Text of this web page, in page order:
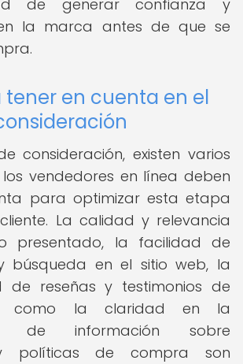
de generar confianza y
la marca antes de que se
tener en cuenta en el
consideración, existen varios
vendedores en línea deben
para optimizar esta etapa
La calidad y relevancia
presentado, la facilidad de
búsqueda en el sitio web, la
de reseñas y testimonios de
como la claridad en la
de información sobre
políticas de compra son